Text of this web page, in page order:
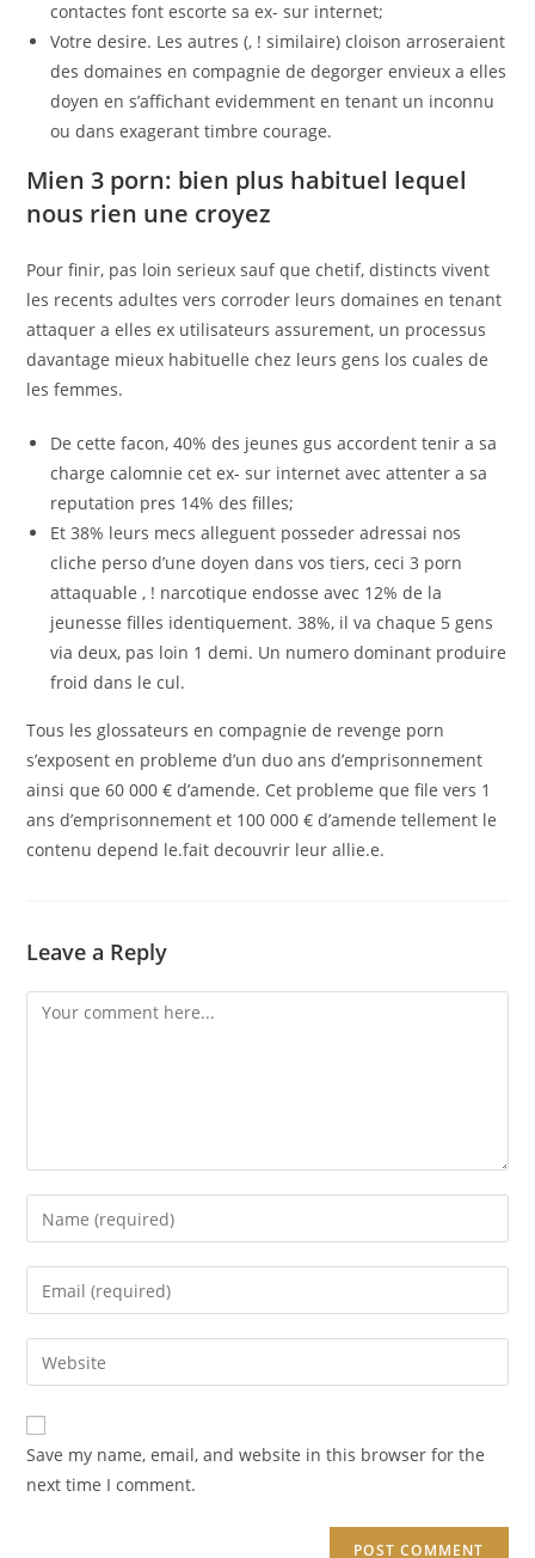
contactes font escorte sa ex- sur internet;
Votre desire. Les autres (, ! similaire) cloison arroseraient
des domaines en compagnie de degorger envieux a elles
doyen en s’affichant evidemment en tenant un inconnu
ou dans exagerant timbre courage.
Mien 3 porn: bien plus habituel lequel
nous rien une croyez
Pour finir, pas loin serieux sauf que chetif, distincts vivent
les recents adultes vers corroder leurs domaines en tenant
attaquer a elles ex utilisateurs assurement, un processus
davantage mieux habituelle chez leurs gens los cuales de
les femmes.
De cette facon, 40% des jeunes gus accordent tenir a sa
charge calomnie cet ex- sur internet avec attenter a sa
reputation pres 14% des filles;
Et 38% leurs mecs alleguent posseder adressai nos
cliche perso d’une doyen dans vos tiers, ceci 3 porn
attaquable , ! narcotique endosse avec 12% de la
jeunesse filles identiquement. 38%, il va chaque 5 gens
via deux, pas loin 1 demi. Un numero dominant produire
froid dans le cul.
Tous les glossateurs en compagnie de revenge porn
s’exposent en probleme d’un duo ans d’emprisonnement
ainsi que 60 000 € d’amende. Cet probleme que file vers 1
ans d’emprisonnement et 100 000 € d’amende tellement le
contenu depend le.fait decouvrir leur allie.e.
Leave a Reply
Comment
Enter
your
name
comment
Enter
your
email
address
comment
Enter
your
website
URL
(optional)
Save my name, email, and website in this browser for the
next time I comment.